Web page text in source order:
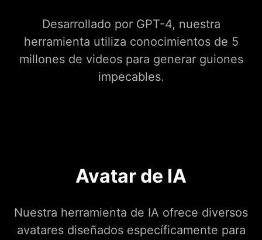
Desarrollado por GPT-4, nuestra
herramienta utiliza conocimientos de 5
millones de videos para generar guiones
impecables.
Avatar de IA
Nuestra herramienta de IA ofrece diversos
avatares diseñados específicamente para